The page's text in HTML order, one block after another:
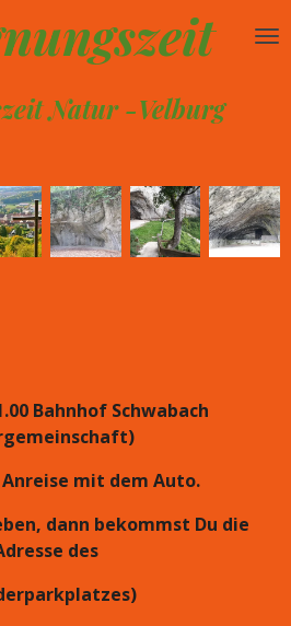
Natur -Velburg
Bahnhof Schwabach
mit dem Auto.
dann bekommst Du die
des